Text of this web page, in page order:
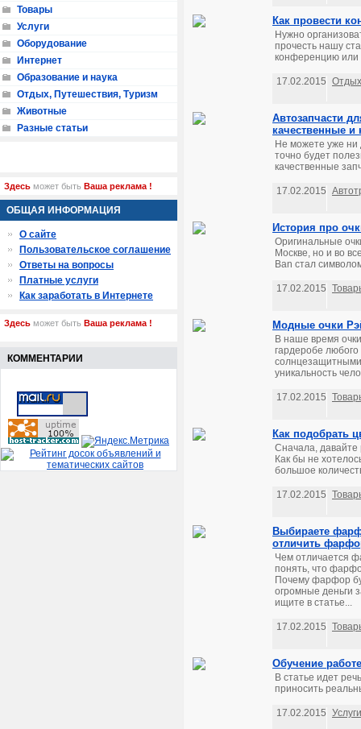
Как провести
Нужно
прочесть нашу
конференцию или
17.02.2015
Автозапчасти
качественные и
Не можете уже ни
точно будет
качественные
17.02.2015
История про
Оригинальные
Москве, но и во
Ban стал
17.02.2015
Модные очки
В наше время
гардеробе
солнцезащитными
уникальность
17.02.2015
Как подобрать
Сначала, давайте
Как бы не
большое
17.02.2015
Выбираете
отличить
Чем отличается
понять, что
Почему фарфор
огромные деньги
ищите в статье...
17.02.2015
Обучение
В статье идет
приносить
17.02.2015 Услуги
Товары
Услуги
Оборудование
Интернет
Образование и наука
Отдых, Путешествия, Туризм
Животные
Разные статьи
Здесь может быть Ваша реклама !
ОБЩАЯ ИНФОРМАЦИЯ
О сайте
Пользовательское соглашение
Ответы на вопросы
Платные услуги
Как заработать в Интернете
Здесь может быть Ваша реклама !
КОММЕНТАРИИ